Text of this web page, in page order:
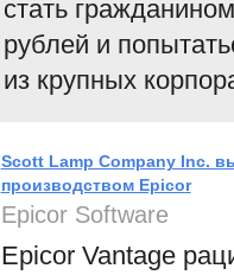
стать
рублей и
из крупных
Scott Lamp Company Inc.
производством Epicor
Epicor Software
Epicor Vantage